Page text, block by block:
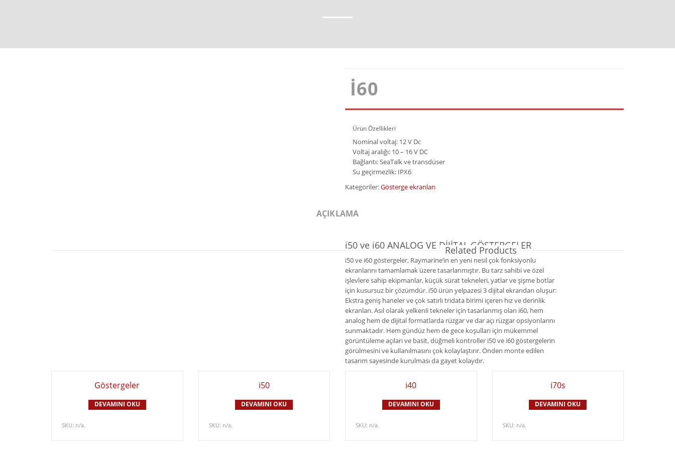
I60
Ürün Özellikleri
Nominal voltaj: 12 V Dc
Voltaj aralığı: 10 – 16 V DC
Bağlantı: SeaTalk ve transdüser
Su geçirmezlik: IPX6
Kategoriler:Gösterge ekranları
AÇIKLAMA
i50 ve i60 ANALOG VE DİJİTAL GÖSTERGELER
i50 ve i60 göstergeler, Raymarine’in en yeni nesil çok fonksiyonlu
ekranlarını tamamlamak üzere tasarlanmıştır. Bu tarz sahibi ve özel
işlevlere sahip ekipmanlar, küçük sürat tekneleri, yatlar ve şişme botlar
için kusursuz bir çözümdür. i50 ürün yelpazesi 3 dijital ekrandan oluşur:
Ekstra geniş haneler ve çok satırlı tridata birimi içeren hız ve derinlik
ekranları. Asıl olarak yelkenli tekneler için tasarlanmış olan i60, hem
analog hem de dijital formatlarda rüzgar ve dar açı rüzgar opsiyonlarını
sunmaktadır. Hem gündüz hem de gece koşulları için mükemmel
görüntüleme açıları ve basit, düğmeli kontroller i50 ve i60 göstergelerin
görülmesini ve kullanılmasını çok kolaylaştırır. Önden monte edilen
tasarım sayesinde kurulması da gayet kolaydır.
Related Products
Göstergeler
DEVAMINI OKU
SKU: n/a.
i50
DEVAMINI OKU
SKU: n/a.
i40
DEVAMINI OKU
SKU: n/a.
i70s
DEVAMINI OKU
SKU: n/a.